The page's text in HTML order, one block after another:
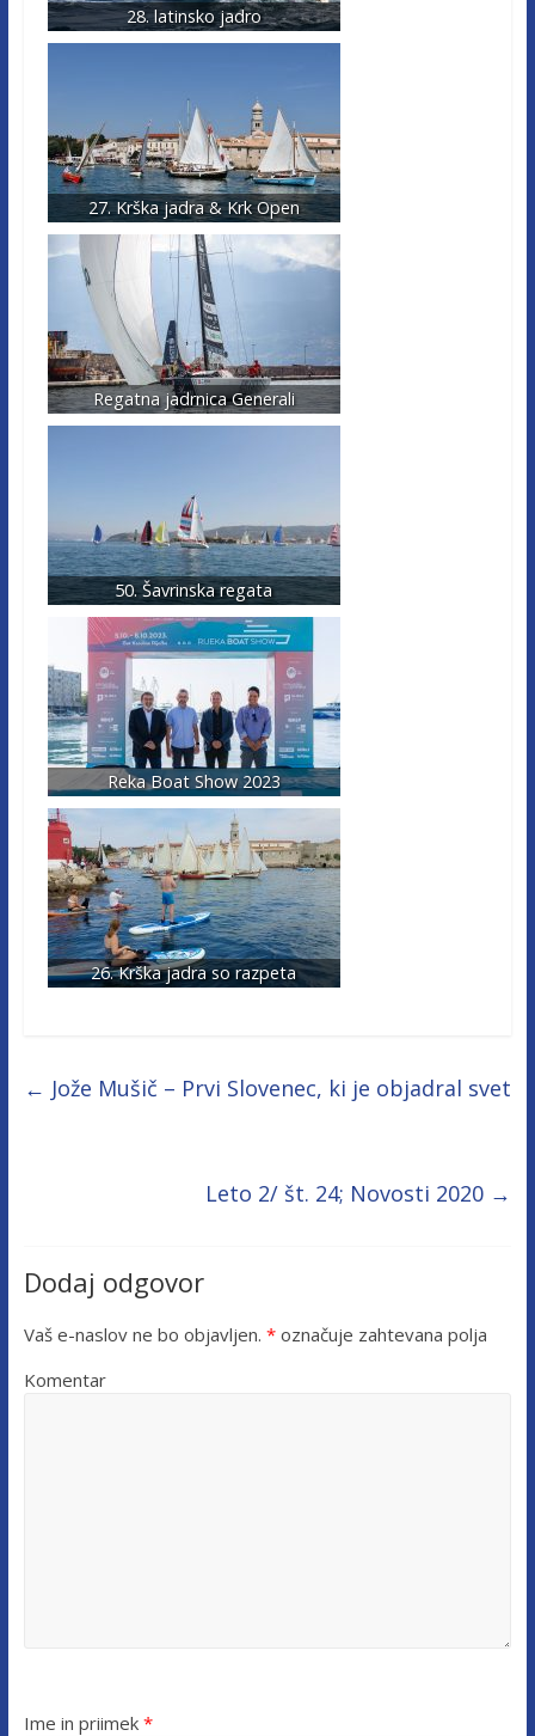
28. latinsko jadro
27. Krška jadra & Krk Open
Regatna jadrnica Generali
50. Šavrinska regata
Reka Boat Show 2023
26. Krška jadra so razpeta
← Jože Mušič – Prvi Slovenec, ki je objadral svet
Leto 2/ št. 24; Novosti 2020 →
Dodaj odgovor
Vaš e-naslov ne bo objavljen. *označuje zahtevana polja
Komentar
Ime in priimek *